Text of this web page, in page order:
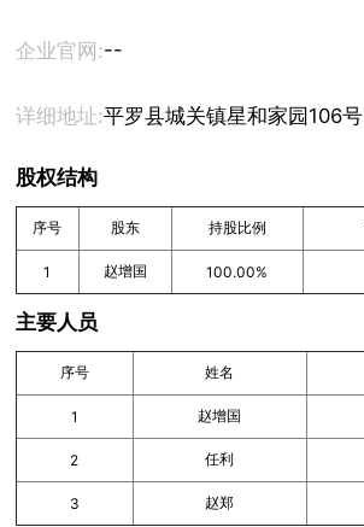
企业官网:--
详细地址:平罗县城关镇星和家园106号
股权结构
序号 股东 持股比例
1 赵增国 100.00%
主要人员
序号 姓名
1 赵增国
2 任利
3 赵郑